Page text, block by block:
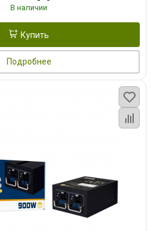
В наличии
Купить
Подробнее